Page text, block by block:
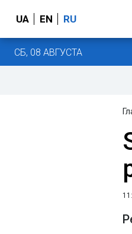
UA EN RU
СБ, 08 АВГУСТА